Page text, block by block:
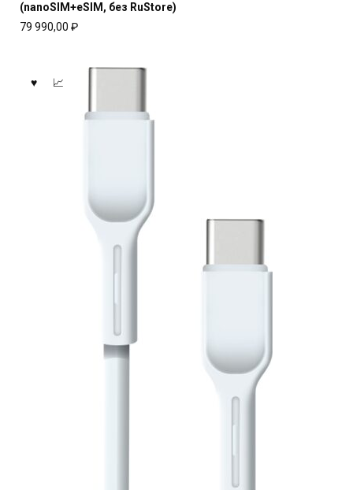
(nanoSIM+eSIM, без RuStore)
79 990,00 ₽